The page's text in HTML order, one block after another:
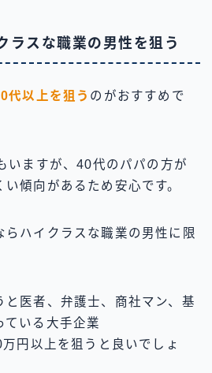
ラスな職業の男性を狙う
代以上を狙う のがおすすめで
いますが、40代のパパの方が
傾向があるため安心です。
らハイクラスな職業の男性に限
と医者、弁護士、商社マン、基
ている大手企業
円以上を狙うと良いでしょ